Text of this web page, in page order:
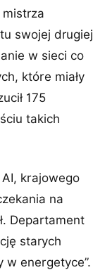
mistrza
swojej drugiej
w sieci co
które miały
175
takich
krajowego
na
Departament
starych
w energetyce”.